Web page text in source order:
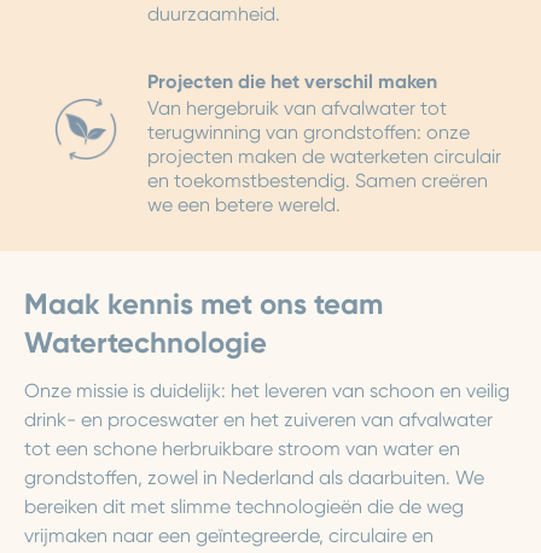
duurzaamheid.
Projecten die het verschil maken
Van hergebruik van afvalwater tot
terugwinning van grondstoffen: onze
projecten maken de waterketen circulair
en toekomstbestendig. Samen creëren
we een betere wereld.
Maak kennis met ons team
Watertechnologie
Onze missie is duidelijk: het leveren van schoon en veilig
drink- en proceswater en het zuiveren van afvalwater
tot een schone herbruikbare stroom van water en
grondstoffen, zowel in Nederland als daarbuiten. We
bereiken dit met slimme technologieën die de weg
vrijmaken naar een geïntegreerde, circulaire en